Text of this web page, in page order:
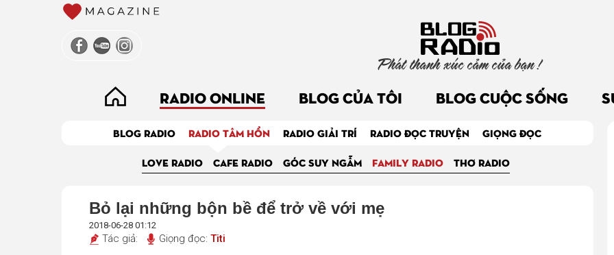
Phát thanh xúc cảm của bạn !
RADIO ONLINE BLOG CỦA TÔI BLOG CUỘC SỐNG
BLOG RADIO RADIO TÂM HỒN
LOVE RADIO CAFE RADIO GÓC SUY NGẪM FAMILY RADIO THƠ RADIO
RADIO GIẢI TRÍ RADIO ĐỌC TRUYỆN GIỌNG ĐỌC
Bỏ lại những bộn bề để trở về với mẹ
2018-06-28 01:12
Tác giả: Giọng đọc: Titi